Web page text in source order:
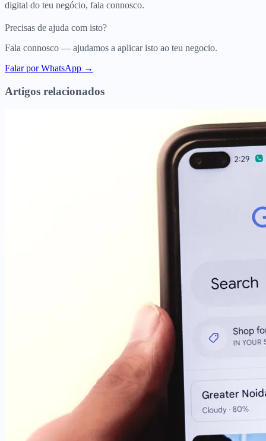
digital do teu negócio, fala connosco.
Precisas de ajuda com isto?
Fala connosco — ajudamos a aplicar isto ao teu negocio.
Falar por WhatsApp →
Artigos relacionados